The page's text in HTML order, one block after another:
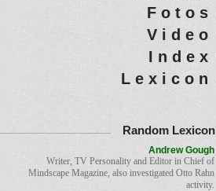
Fotos
Video
Index
Lexicon
Random Lexicon
Andrew Gough
Writer, TV Personality and Editor in Chief of
Mindscape Magazine, also investigated Otto Rahn
activity.